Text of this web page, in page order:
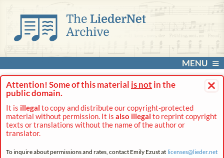
MENU
×
Attention! Some of this material is not in the
public domain.
It is illegal to copy and distribute our copyright-protected
material without permission. It is also illegal to reprint copyright
texts or translations without the name of the author or
translator.
To inquire about permissions and rates, contact Emily Ezust at licenses@lieder.net